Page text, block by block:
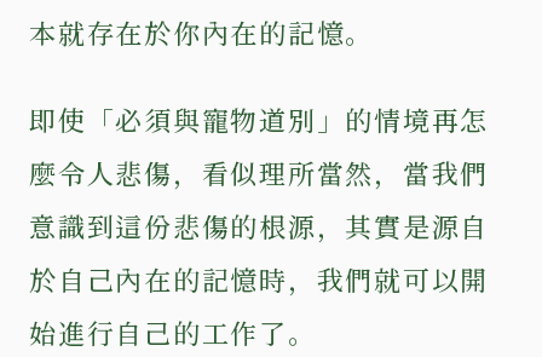
本就存在於你內在的記憶。
即使「必須與寵物道別」的情境再怎
麼令人悲傷，看似理所當然，當我們
意識到這份悲傷的根源，其實是源自
於自己內在的記憶時，我們就可以開
始進行自己的工作了。